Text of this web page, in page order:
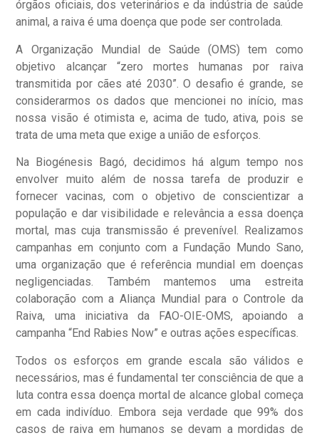
órgãos oficiais, dos veterinários e da indústria de saúde
animal, a raiva é uma doença que pode ser controlada.
A Organização Mundial de Saúde (OMS) tem como
objetivo alcançar “zero mortes humanas por raiva
transmitida por cães até 2030”. O desafio é grande, se
considerarmos os dados que mencionei no início, mas
nossa visão é otimista e, acima de tudo, ativa, pois se
trata de uma meta que exige a união de esforços.
Na Biogénesis Bagó, decidimos há algum tempo nos
envolver muito além de nossa tarefa de produzir e
fornecer vacinas, com o objetivo de conscientizar a
população e dar visibilidade e relevância a essa doença
mortal, mas cuja transmissão é prevenível. Realizamos
campanhas em conjunto com a Fundação Mundo Sano,
uma organização que é referência mundial em doenças
negligenciadas. Também mantemos uma estreita
colaboração com a Aliança Mundial para o Controle da
Raiva, uma iniciativa da FAO-OIE-OMS, apoiando a
campanha “End Rabies Now” e outras ações específicas.
Todos os esforços em grande escala são válidos e
necessários, mas é fundamental ter consciência de que a
luta contra essa doença mortal de alcance global começa
em cada indivíduo. Embora seja verdade que 99% dos
casos de raiva em humanos se devam a mordidas de